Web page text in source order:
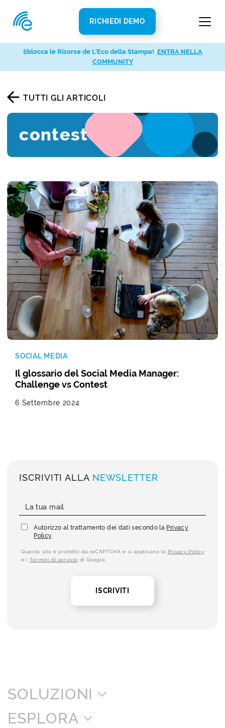
RICHIEDI DEMO
TUTTI GLI ARTICOLI
contest
SOCIAL MEDIA
Il glossario del Social Media Manager:
Challenge vs Contest
6 Settembre 2024
ISCRIVITI ALLA NEWSLETTER
Autorizzo al trattamento dei dati secondo la Privacy
Policy
Questo sito è protetto da reCAPTCHA e si applicano la Privacy Policy
e i Termini di servizio di Google.
ISCRIVITI
SOLUZIONI
ESPLORA
Sblocca le Risorse de L’Eco della Stampa! ENTRA NELLA
COMMUNITY